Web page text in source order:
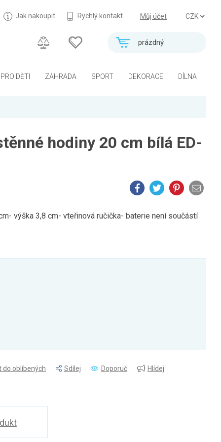
Můj účet
Jak nakoupit Rychlý kontakt
prázdný
PRO DĚTI ZAHRADA SPORT DEKORACE DÍLNA
hodiny 20 cm bílá ED-
výška 3,8 cm- vteřinová ručička- baterie není součástí
do oblíbených Sdílej Doporuč
Hlídej